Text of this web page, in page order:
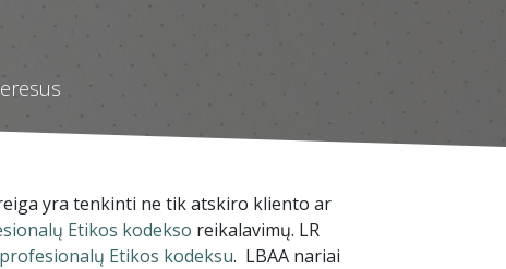
yra tenkinti ne tik atskiro kliento ar
Etikos kodekso reikalavimų. LR
Etikos kodeksu. LBAA nariai